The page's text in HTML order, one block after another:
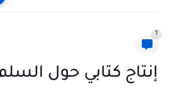
1
إنتاج كتابي حول